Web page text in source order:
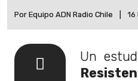
Por Equipo ADN Radio Chile 16
Un